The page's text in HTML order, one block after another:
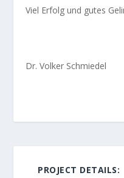
Viel Erfolg und gutes
Dr. Volker Schmiedel
PROJECT DETAILS: